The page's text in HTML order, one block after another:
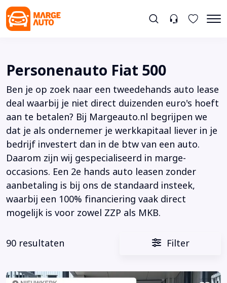
Personenauto Fiat 500
Ben je op zoek naar een tweedehands auto lease
deal waarbij je niet direct duizenden euro's hoeft
aan te betalen? Bij Margeauto.nl begrijpen we
dat je als ondernemer je werkkapitaal liever in je
bedrijf investert dan in de btw van een auto.
Daarom zijn wij gespecialiseerd in marge-
occasions. Een 2e hands auto leasen zonder
aanbetaling is bij ons de standaard insteek,
waarbij een 100% financiering vaak direct
mogelijk is voor zowel ZZP als MKB.
90 resultaten Filter